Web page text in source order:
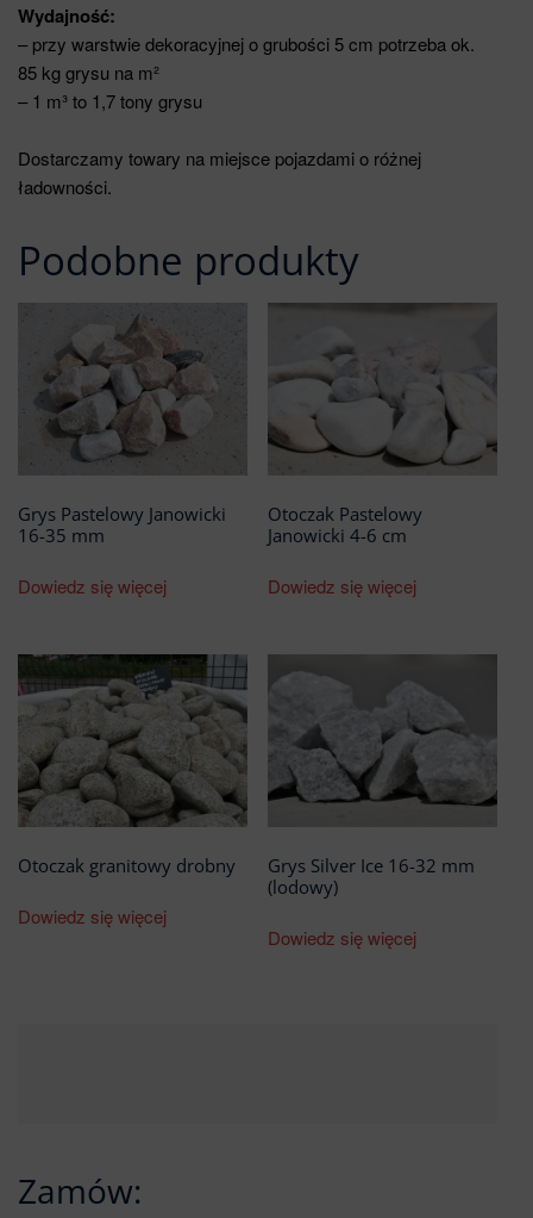
Wydajność:
– przy warstwie dekoracyjnej o grubości 5 cm potrzeba ok.
85 kg grysu na m²
– 1 m³ to 1,7 tony grysu
Dostarczamy towary na miejsce pojazdami o różnej
ładowności.
Podobne produkty
Grys Pastelowy Janowicki
16-35 mm
Dowiedz się więcej
Otoczak Pastelowy
Janowicki 4-6 cm
Dowiedz się więcej
Otoczak granitowy drobny
Dowiedz się więcej
Grys Silver Ice 16-32 mm
(lodowy)
Dowiedz się więcej
Zamów: